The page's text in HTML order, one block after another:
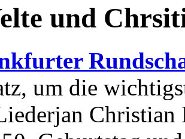
und
um die
Christian